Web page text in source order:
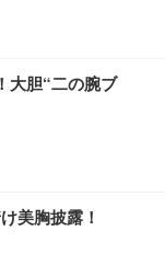
大胆“二の腕ブ
美胸披露！